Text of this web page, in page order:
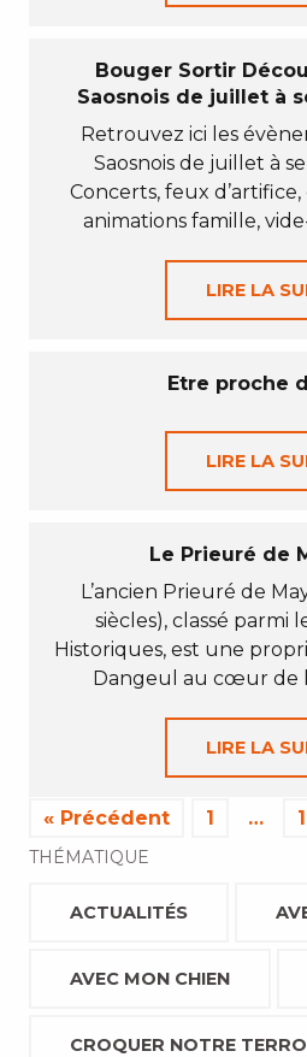
Bouger Sortir
Saosnois de juillet à
Retrouvez ici les
Saosnois de juillet à
Concerts, feux
animations famille,
LIRE LA
Etre proche
LIRE LA
Le Prieuré de
L’ancien Prieuré de
siècles), classé parmi
Historiques, est une
Dangeul au cœur de
LIRE LA
« Précédent 1 …
THÉMATIQUE
ACTUALITÉS
AVEC MON CHIEN
CROQUER NOTRE